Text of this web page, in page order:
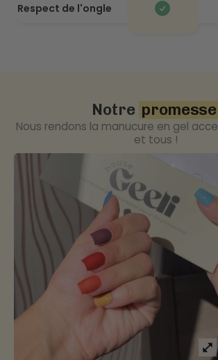
Respect de l'ongle
Notre promesse
Nous rendons la manucure en gel
et tous !